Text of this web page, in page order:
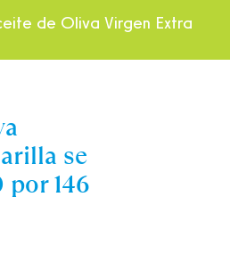
de Oliva Virgen Extra
se
por 146